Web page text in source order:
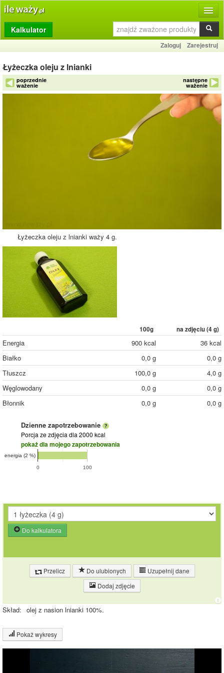
Produkty
Dziennik
Przelicznik
Porównywarka
Kalkulator
Zaloguj Zarejestruj
Łyżeczka oleju z lnianki
poprzednie
ważenie
następne
ważenie
Łyżeczka oleju z lnianki waży 4 g.
100g na zdjęciu (4 g)
Energia 900 kcal
36 kcal
Białko
0,0 g
0,0 g
Tłuszcz
100,0 g
4,0 g
Węglowodany
0,0 g
0,0 g
Błonnik
0,0 g 0,0 g
Dzienne zapotrzebowanie
Porcja ze zdjęcia dla 2000 kcal
pokaż dla mojego zapotrzebowania
0 100
energia (2 %)
Do kalkulatora
Przelicz Do ulubionych
Uzupełnij dane
Dodaj zdjęcie
Skład: olej z nasion lnianki 100%.
Pokaż wykresy
Wykres składu produktu